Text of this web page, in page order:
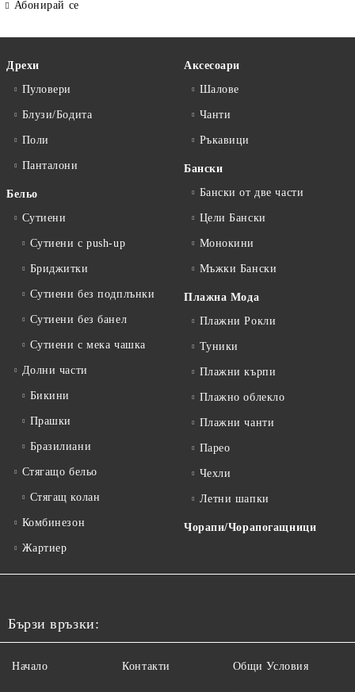
Абонирай се
Дрехи
Пуловери
Блузи/Бодита
Поли
Панталони
Бельо
Сутиени
Сутиени с push-up
Бриджитки
Сутиени без подплънки
Сутиени без банел
Сутиени с мека чашка
Долни части
Бикини
Прашки
Бразилиани
Стягащо бельо
Стягащ колан
Комбинезон
Жартиер
Аксесоари
Шалове
Чанти
Ръкавици
Бански
Бански от две части
Цели Бански
Монокини
Мъжки Бански
Плажна Мода
Плажни Рокли
Туники
Плажни кърпи
Плажно облекло
Плажни чанти
Парео
Чехли
Летни шапки
Чорапи/Чорапогащници
Бързи връзки:
Начало Контакти Общи Условия